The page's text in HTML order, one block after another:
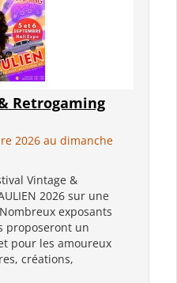
Retrogaming
2026 au dimanche
Vintage &
2026 sur une
exposants
proposeront un
pour les amoureux
créations,